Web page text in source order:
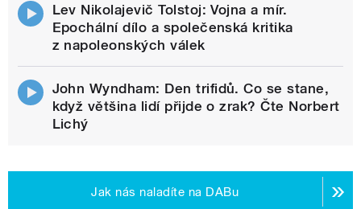
Lev Nikolajevič Tolstoj: Vojna a mír.
Epochální dílo a společenská kritika
z napoleonských válek
John Wyndham: Den trifidů. Co se stane,
když většina lidí přijde o zrak? Čte Norbert
Lichý
Jak nás naladíte na DABu